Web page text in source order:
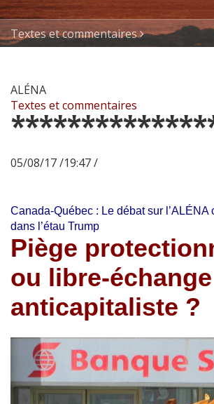
Textes et commentaires
ALÉNA
Textes et commentaires
05/08/17 /19:47 /
Canada-Québec : Le débat sur l’ALÉNA
dans l’étau Trump
Piège
ou libre-échange
anticapitaliste ?